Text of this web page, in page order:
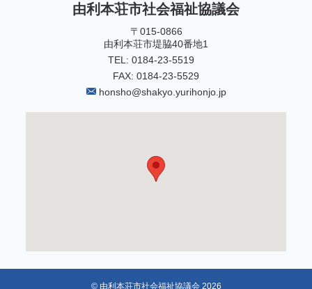
由利本荘市社会福祉協議会
〒015-0866
由利本荘市堤脇40番地1
TEL: 0184-23-5519
FAX: 0184-23-5529
honsho@shakyo.yurihonjo.jp
© 由利本荘市社会福祉協議会 2026